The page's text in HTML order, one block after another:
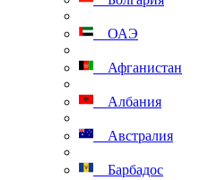
ОАЭ
Афганистан
Албания
Австралия
Барбадос